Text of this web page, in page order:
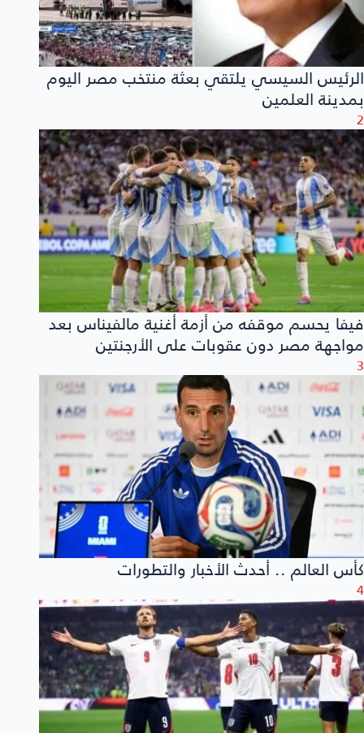
الرئيس السيسي يلتقي بعثة منتخب مصر اليوم
بمدينة العلمين
2
فيفا يحسم موقفه من أزمة أغنية مالفيناس بعد
مواجهة مصر دون عقوبات على الأرجنتين
3
كأس العالم .. أحدث الأخبار والتطورات
4